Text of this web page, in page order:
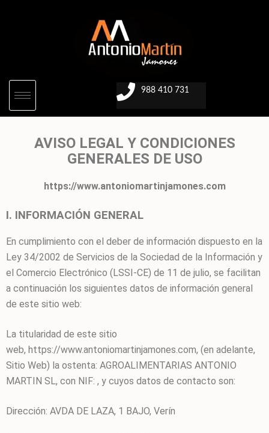
988 410 731
AVISO LEGAL Y CONDICIONES
GENERALES DE USO
https://www.antoniomartinjamones.com
I. INFORMACIÓN GENERAL
En cumplimiento con el deber de información dispuesto en la
Ley 34/2002 de Servicios de la Sociedad de la Información y
el Comercio Electrónico (LSSI-CE) de 11 de julio, se facilitan
a continuación los siguientes datos de información general
de este sitio web:
La titularidad de este sitio
web, https://www.antoniomartinjamones.com, (en adelante,
Sitio Web) la ostenta: AGROALIMENTARIAS ANTONIO
MARTIN SL, con NIF: , y cuyos datos de contacto son:
Dirección: AVDA DE LAZA, 1 BAJO, Verín